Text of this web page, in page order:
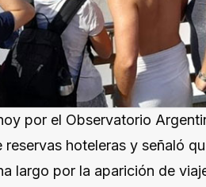
por el Observatorio
hoteleras y señaló
largo por la aparición de